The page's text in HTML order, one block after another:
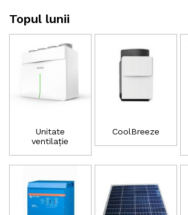
Topul lunii
Unitate
ventilație
CoolBreeze